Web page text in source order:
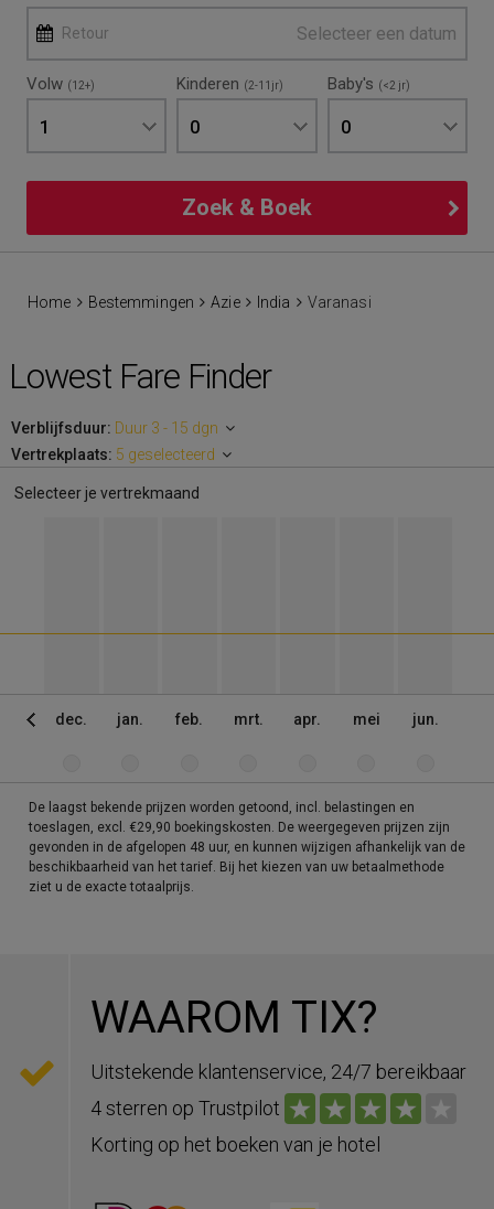
Retour Selecteer een datum
Volw (12+)
1
Kinderen (2-11jr)
0
Baby's (<2 jr)
0
Zoek & Boek
Home Bestemmingen Azie India Varanasi
Lowest Fare Finder
Verblijfsduur: Duur 3 - 15 dgn
Vertrekplaats: 5 geselecteerd
Selecteer je vertrekmaand
dec. jan. feb. mrt. apr. mei jun.
De laagst bekende prijzen worden getoond, incl. belastingen en
toeslagen, excl. €29,90 boekingskosten. De weergegeven prijzen zijn
gevonden in de afgelopen 48 uur, en kunnen wijzigen afhankelijk van de
beschikbaarheid van het tarief. Bij het kiezen van uw betaalmethode
ziet u de exacte totaalprijs.
WAAROM TIX?
Uitstekende klantenservice, 24/7 bereikbaar
4 sterren op Trustpilot
Korting op het boeken van je hotel